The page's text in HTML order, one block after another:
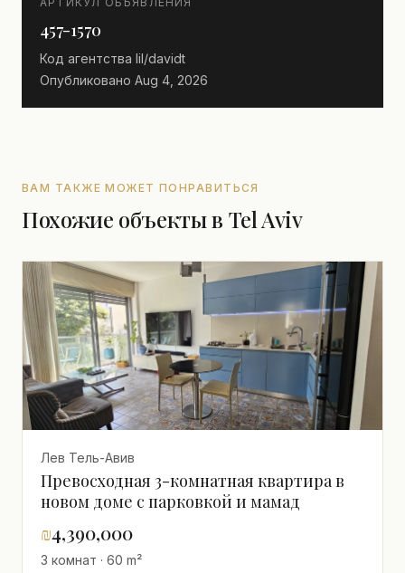
457-1570
Код агентства lil/davidt
Опубликовано Aug 4, 2026
ВАМ ТАКЖЕ МОЖЕТ ПОНРАВИТЬСЯ
Похожие объекты в Tel Aviv
Лев Тель-Авив
Превосходная 3-комнатная квартира в
новом доме с парковкой и мамад
₪4,390,000
3 комнат · 60 m²